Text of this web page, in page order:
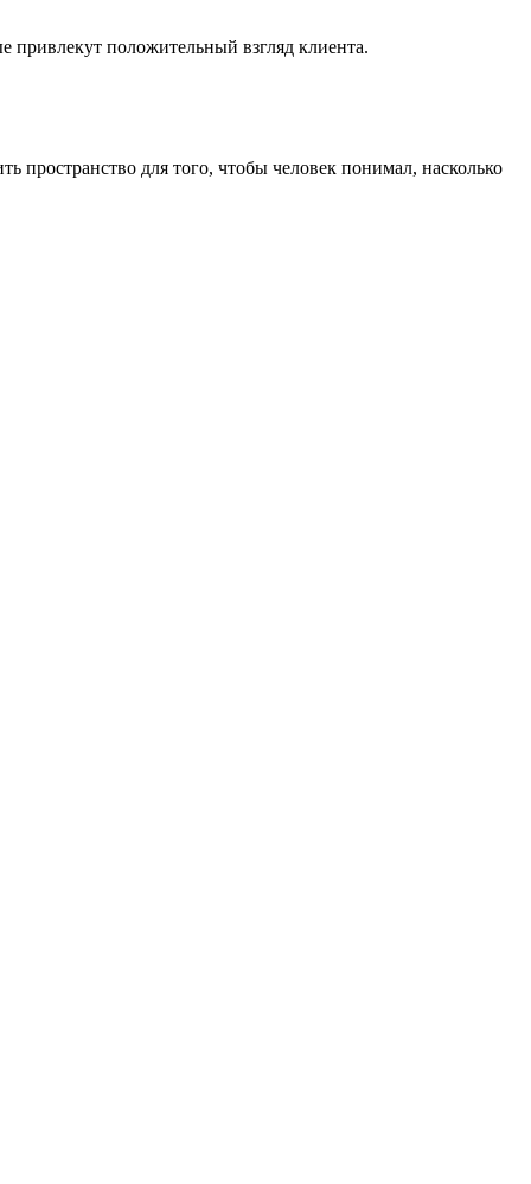
привлекут положительный взгляд клиента.
пространство для того, чтобы человек понимал, насколько